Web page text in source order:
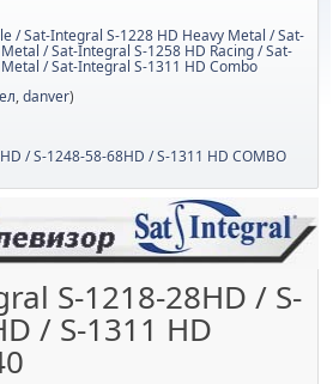
/ Sat-Integral S-1228 HD Heavy Metal / Sat-
/ Sat-Integral S-1258 HD Racing / Sat-
/ Sat-Integral S-1311 HD Combo
,danver)
/ S-1248-58-68HD / S-1311 HD COMBO
S-1218-28HD / S-
/ S-1311 HD